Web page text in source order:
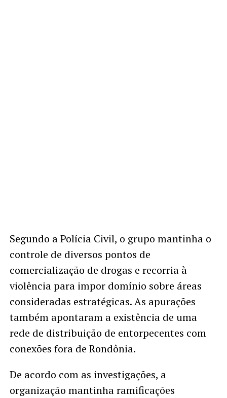
Segundo a Polícia Civil, o grupo mantinha o
controle de diversos pontos de
comercialização de drogas e recorria à
violência para impor domínio sobre áreas
consideradas estratégicas. As apurações
também apontaram a existência de uma
rede de distribuição de entorpecentes com
conexões fora de Rondônia.
De acordo com as investigações, a
organização mantinha ramificações